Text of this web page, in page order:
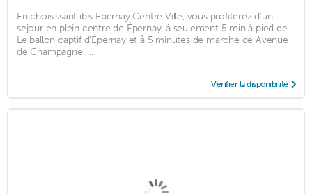
En choisissant ibis Epernay Centre Ville, vous profiterez d'un
séjour en plein centre de Épernay, à seulement 5 min à pied de
Le ballon captif d'Épernay et à 5 minutes de marche de Avenue
de Champagne. ...
Vérifier la disponibilité